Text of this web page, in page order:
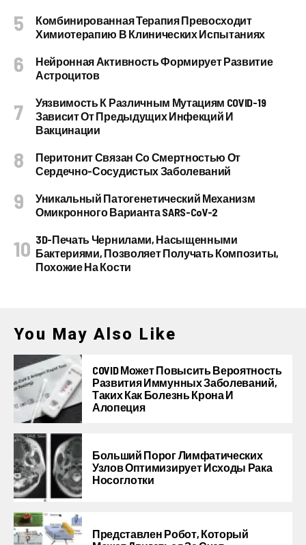
Комбинированная Терапия Превосходит
Химиотерапию В Клинических Испытаниях
Нейронная Активность Формирует Развитие
Астроцитов
Уязвимость К Различным Мутациям COVID-19
Зависит От Предыдущих Инфекций И
Вакцинации
Перитонит Связан Со Смертностью От
Сердечно-Сосудистых Заболеваний
Уникальный Патогенетический Механизм
Омикронного Варианта SARS-CoV-2
3D-Печать Чернилами, Насыщенными
Бактериями, Позволяет Получать Композиты,
Похожие На Кости
You May Also Like
COVID Может Повысить Вероятность
Развития Иммунных Заболеваний,
Таких Как Болезнь Крона И
Алопеция
Больший Порог Лимфатических
Узлов Оптимизирует Исходы Рака
Носоглотки
Представлен Робот, Который